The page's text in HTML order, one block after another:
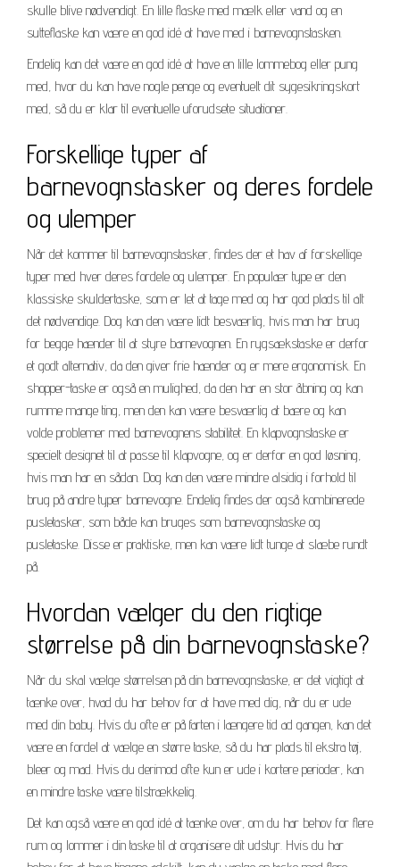
skulle blive nødvendigt. En lille flaske med mælk eller vand og en
sutteflaske kan være en god idé at have med i barnevognstasken.
Endelig kan det være en god idé at have en lille lommebog eller pung
med, hvor du kan have nogle penge og eventuelt dit sygesikringskort
med, så du er klar til eventuelle uforudsete situationer.
Forskellige typer af
barnevognstasker og deres fordele
og ulemper
Når det kommer til barnevognstasker, findes der et hav af forskellige
typer med hver deres fordele og ulemper. En populær type er den
klassiske skuldertaske, som er let at tage med og har god plads til alt
det nødvendige. Dog kan den være lidt besværlig, hvis man har brug
for begge hænder til at styre barnevognen. En rygsækstaske er derfor
et godt alternativ, da den giver frie hænder og er mere ergonomisk. En
shopper-taske er også en mulighed, da den har en stor åbning og kan
rumme mange ting, men den kan være besværlig at bære og kan
volde problemer med barnevognens stabilitet. En klapvognstaske er
specielt designet til at passe til klapvogne, og er derfor en god løsning,
hvis man har en sådan. Dog kan den være mindre alsidig i forhold til
brug på andre typer barnevogne. Endelig findes der også kombinerede
pusletasker, som både kan bruges som barnevognstaske og
pusletaske. Disse er praktiske, men kan være lidt tunge at slæbe rundt
på.
Hvordan vælger du den rigtige
størrelse på din barnevognstaske?
Når du skal vælge størrelsen på din barnevognstaske, er det vigtigt at
tænke over, hvad du har behov for at have med dig, når du er ude
med din baby. Hvis du ofte er på farten i længere tid ad gangen, kan det
være en fordel at vælge en større taske, så du har plads til ekstra tøj,
bleer og mad. Hvis du derimod ofte kun er ude i kortere perioder, kan
en mindre taske være tilstrækkelig.
Det kan også være en god idé at tænke over, om du har behov for flere
rum og lommer i din taske til at organisere dit udstyr. Hvis du har